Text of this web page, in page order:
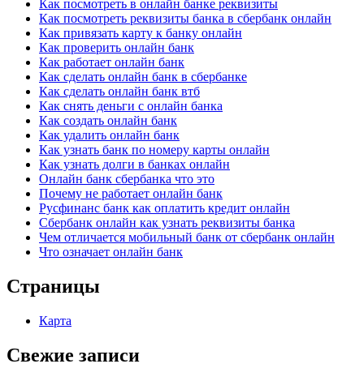
Как посмотреть в онлайн банке реквизиты
Как посмотреть реквизиты банка в сбербанк онлайн
Как привязать карту к банку онлайн
Как проверить онлайн банк
Как работает онлайн банк
Как сделать онлайн банк в сбербанке
Как сделать онлайн банк втб
Как снять деньги с онлайн банка
Как создать онлайн банк
Как удалить онлайн банк
Как узнать банк по номеру карты онлайн
Как узнать долги в банках онлайн
Онлайн банк сбербанка что это
Почему не работает онлайн банк
Русфинанс банк как оплатить кредит онлайн
Сбербанк онлайн как узнать реквизиты банка
Чем отличается мобильный банк от сбербанк онлайн
Что означает онлайн банк
Страницы
Карта
Свежие записи